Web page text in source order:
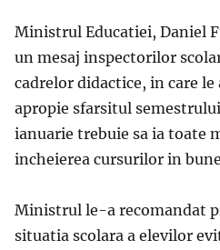
Ministrul Educatiei, Daniel
un mesaj inspectorilor
cadrelor didactice, in care le
apropie sfarsitul
ianuarie trebuie sa ia toate
incheierea cursurilor in
Ministrul le-a recomandat
situatia scolara a elevilor